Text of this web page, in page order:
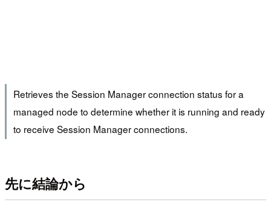
Retrieves the Session Manager connection status for a
managed node to determine whether it is running and ready
to receive Session Manager connections.
先に結論から